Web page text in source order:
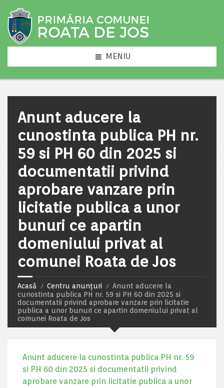
MENIU
Anunt aducere la
cunostinta publica PH nr.
59 si PH 60 din 2025 si
documentatii privind
aprobare vanzare prin
licitatie publica a unor
bunuri ce apartin
domeniului privat al
comunei Roata de Jos
Acasă Centru anunțuri
Anunt aducere la
cunostinta publica PH nr. 59 si PH 60 din 2025 si
documentatii privind aprobare vanzare prin licitatie
publica a unor bunuri ce apartin domeniului privat al
comunei Roata de Jos
Anunt aducere la cunostinta publica PH nr. 59
si PH 60 din 2025 si documentatii privind
aprobare vanzare prin licitatie publica a unor